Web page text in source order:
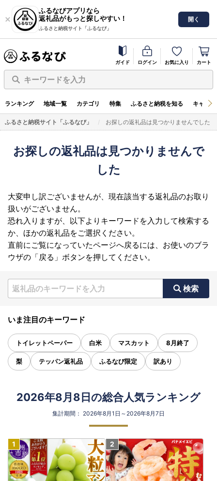
ふるなびアプリなら
返礼品がもっと探しやすい！
ふるさと納税サイト「ふるなび」
開く
ガイド ログイン お気に入り カート
キーワードを入力
ランキング 地域一覧 カテゴリ 特集 ふるさと納税を知る キャン
ふるさと納税サイト「ふるなび」 お探しの返礼品は見つかりませんでした
お探しの返礼品は見つかりませんで
した
大変申し訳ございませんが、現在該当する返礼品のお取り
扱いがございません。
恐れ入りますが、以下よりキーワードを入力して検索する
か、ほかの返礼品をご選択ください。
直前にご覧になっていたページへ戻るには、お使いのブラ
ウザの「戻る」ボタンを押してください。
検索
いま注目のキーワード
トイレットペーパー 白米 マスカット 8月終了
梨 テッパン返礼品 ふるなび限定 訳あり
2026年8月8日の総合人気ランキング
集計期間： 2026年8月1日～2026年8月7日